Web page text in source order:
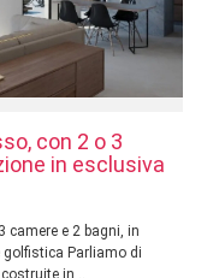
con 2 o 3
in esclusiva
camere e 2 bagni, in
Parliamo di
in ..